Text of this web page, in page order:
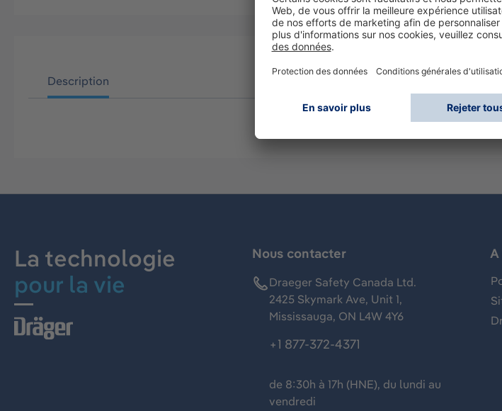
Description
La technologie
pour la vie
Nous contacter
Draeger Safety Canada Ltd.
2425 Skymark Ave, Unit 1,
Mississauga, ON L4W 4Y6
+1 877-372-4371
de 8:30h à 17h (HNE), du lundi au
vendredi
A